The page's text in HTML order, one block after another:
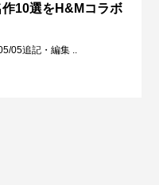
10選をH&Mコラボ
05追記・編集 ..